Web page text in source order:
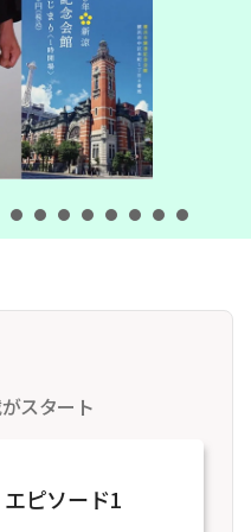
スタート
ピソード1